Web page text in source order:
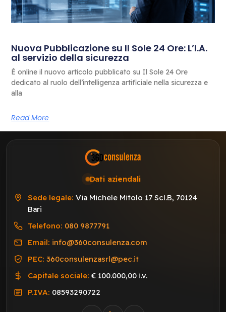
Nuova Pubblicazione su Il Sole 24 Ore: L’I.A.
al servizio della sicurezza
È online il nuovo articolo pubblicato su Il Sole 24 Ore
dedicato al ruolo dell’intelligenza artificiale nella sicurezza e
alla
Read More
Dati aziendali
Sede legale: Via Michele Mitolo 17 Scl.B, 70124
Bari
Telefono: 080 9877791
Email: info@360consulenza.com
PEC: 360consulenzasrl@pec.it
Capitale sociale: € 100.000,00 i.v.
P.IVA: 08593290722